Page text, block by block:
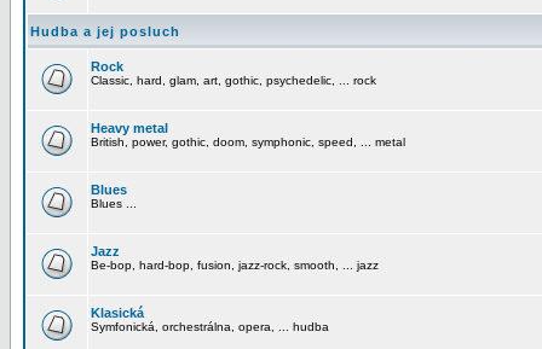
Hudba a jej posluch
Rock
Classic, hard, glam, art, gothic, psychedelic, ... rock
Heavy metal
British, power, gothic, doom, symphonic, speed, ... metal
Blues
Blues ...
Jazz
Be-bop, hard-bop, fusion, jazz-rock, smooth, ... jazz
Klasická
Symfonická, orchestrálna, opera, ... hudba